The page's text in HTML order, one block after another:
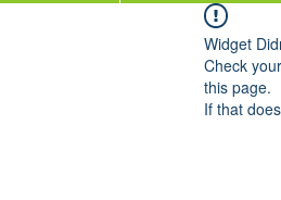
Widget
Check
this page.
If that